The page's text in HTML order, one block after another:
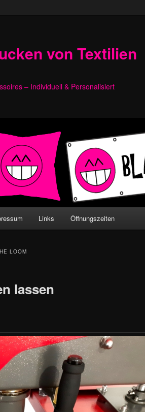
von Textilien
– Individuell & Personalisiert
Links Öffnungszeiten
LOOM
lassen